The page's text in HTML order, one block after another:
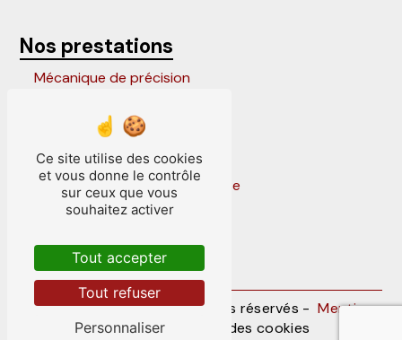
Nos prestations
Mécanique de précision
Entretien outillage de presse
Outils parisiens
Outillage de presse
Conception outillage de presse
Frappe sous presse
Outils à suivre
Fabrication sous presse
©Vistalid- 2026 - Tous droits réservés - Mentions
légales- Gestion des cookies
Ce site utilise des cookies
et vous donne le contrôle
sur ceux que vous
souhaitez activer
Tout accepter
Tout refuser
Personnaliser